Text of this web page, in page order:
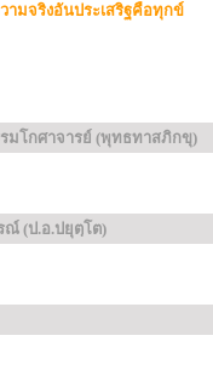
ามจริงอันประเสริฐคือทุกข์
มโกศาจารย์ (พุทธทาสภิกขุ)
(ป.อ.ปยุตฺโต)